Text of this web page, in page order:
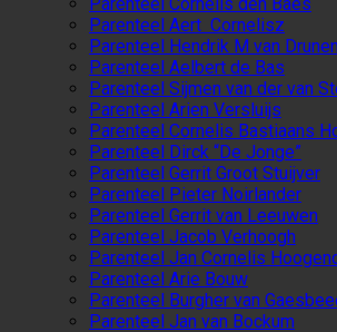
Parenteel Aert Cornelisz
Parenteel Hendrik M van Drunen
Parenteel Aelbert de Bas
Parenteel Sijmen van der van
Parenteel Arien Versluijs
Parenteel Cornelis Bastiaans
Parenteel Dirck “De Jonge”
Parenteel Gerrit Groot Stuijver
Parenteel Pieter Noirlander
Parenteel Gerrit van Leeuwen
Parenteel Jacob Verhoogh
Parenteel Jan Cornelis
Parenteel Arie Bouw
Parenteel Burgher van
Parenteel Jan van Bockum